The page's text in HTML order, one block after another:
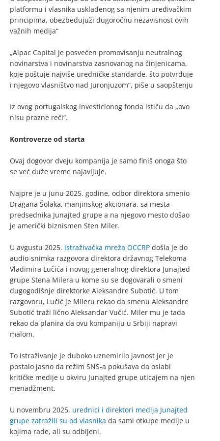
platformu i vlasnika usklađenog sa njenim uređivačkim
principima, obezbeđujuži dugoročnu nezavisnost ovih
važnih medija“
„Alpac Capital je posvećen promovisanju neutralnog
novinarstva i novinarstva zasnovanog na činjenicama,
koje poštuje najviše uredničke standarde, što potvrđuje
i njegovo vlasništvo nad Juronjuzom“, piše u saopštenju
Iz ovog portugalskog investicionog fonda ističu da „ovo
nisu prazne reči“.
Kontroverze od starta
Ovaj dogovor dveju kompanija je samo finiš onoga što
se već duže vreme najavljuje.
Najpre je u junu 2025. godine, odbor direktora smenio
Dragana Šolaka, manjinskog akcionara, sa mesta
predsednika Junajted grupe a na njegovo mesto došao
je američki biznismen Sten Miler.
U avgustu 2025. istraživačka mreža OCCRP došla je do
audio-snimka razgovora direktora državnog Telekoma
Vladimira Lučića i novog generalnog direktora Junajted
grupe Stena Milera u kome su se dogovarali o smeni
dugogodišnje direktorke Aleksandre Subotić. U tom
razgovoru, Lučić je Mileru rekao da smenu Aleksandre
Subotić traži lično Aleksandar Vučić. Miler mu je tada
rekao da planira da ovu kompaniju u Srbiji napravi
malom.
To istraživanje je duboko uznemirilo javnost jer je
postalo jasno da režim SNS-a pokušava da oslabi
kritičke medije u okviru Junajted grupe uticajem na njen
menadžment.
U novembru 2025, urednici i direktori medija Junajted
grupe zatražili su od vlasnika da sami otkupe medije u
kojima rade, ali su odbijeni.